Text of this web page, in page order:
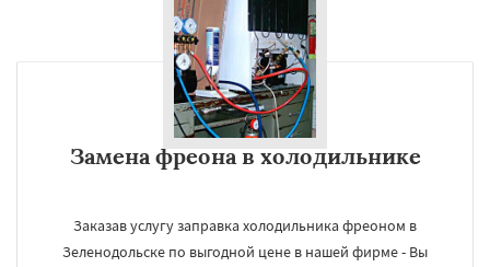
Замена фреона в холодильнике
Заказав услугу заправка холодильника фреоном в
Зеленодольске по выгодной цене в нашей фирме - Вы